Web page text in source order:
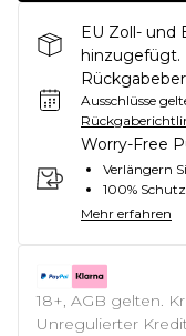
EU Zoll- und
hinzugefügt.
Ausschlüsse
Worry-Free
Verlängern
100%
Mehr erfahren
18+, AGB gelten.
Unregulierter